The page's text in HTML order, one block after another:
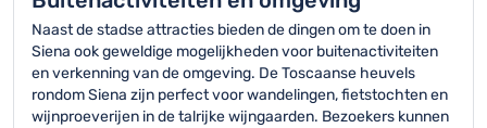
Naast de stadse attracties bieden de dingen om te doen in
Siena ook geweldige mogelijkheden voor buitenactiviteiten
en verkenning van de omgeving. De Toscaanse heuvels
rondom Siena zijn perfect voor wandelingen, fietstochten en
wijnproeverijen in de talrijke wijngaarden. Bezoekers kunnen